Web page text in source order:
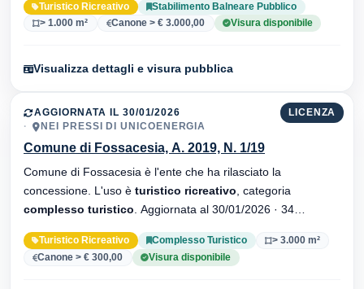
Turistico Ricreativo
Stabilimento Balneare Pubblico
> 1.000 m²
Canone > € 3.000,00 Visura disponibile
Visualizza dettagli e visura pubblica
LICENZA
AGGIORNATA IL 30/01/2026
NEI PRESSI DI UNICOENERGIA
Comune di Fossacesia, A. 2019, N. 1/19
Comune di Fossacesia è l'ente che ha rilasciato la
concessione. L'uso è turistico ricreativo , categoria
complesso turistico
Turistico Ricreativo Complesso Turistico
> 3.000 m²
Canone > € 300,00
Visura disponibile